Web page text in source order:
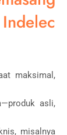
maksimal,
asli,
misalnya